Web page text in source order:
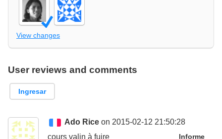
View changes
User reviews and comments
Ingresar
Ado Rice on 2015-02-12 21:50:28
Informe
cours valin à fuire